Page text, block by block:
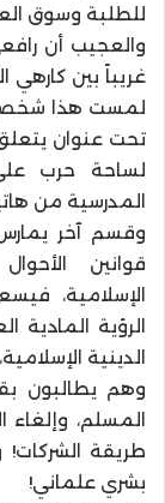
للطلبة وسوق
والعجيب أن
غريباً بين كارهي
لمست هذا
تحت عنوان
لساحة حرب على
المدرسية من
وقسم آخر يمارس
قوانين
الإسلامية،
الرؤية المادية
الدينية
وهم يطالبون
المسلم، وإلغاء
طريقة الشركات!
بشري علماني!